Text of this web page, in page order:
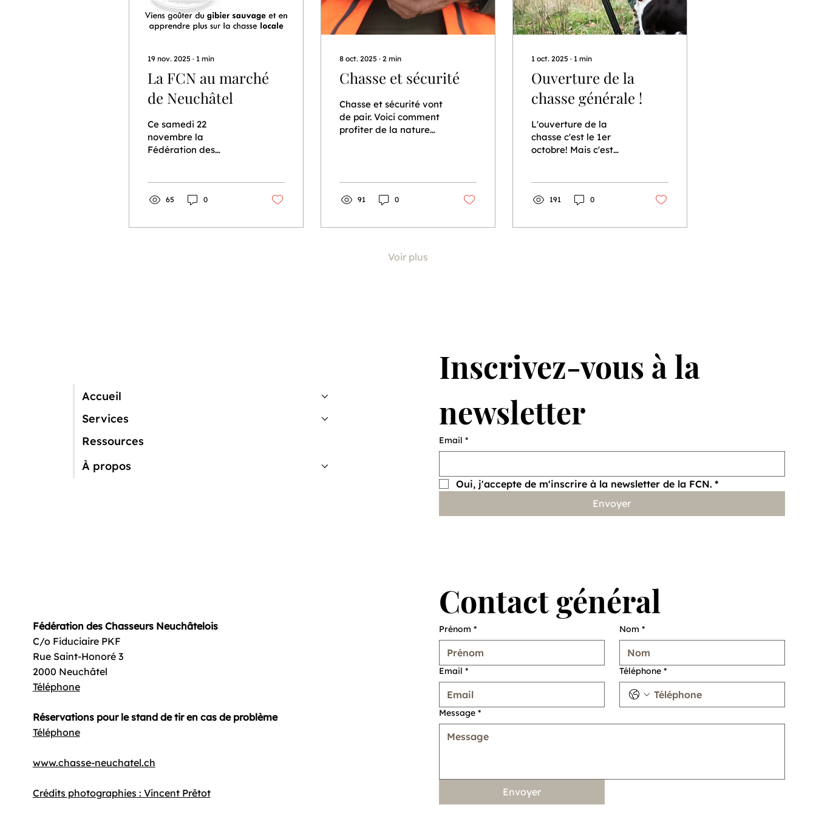
19 nov. 2025 ∙ 1 min
La FCN au marché
de Neuchâtel
Ce samedi 22
novembre la
Fédération des
Neuchâtel avec sa
biodiversité. Objectif:
65 0
8 oct. 2025 ∙ 2 min
Chasse et sécurité
Chasse et sécurité vont
de pair. Voici comment
profiter de la nature
91 0
1 oct. 2025 ∙ 1 min
Ouverture de la
chasse générale !
L'ouverture de la
chasse c'est le 1er
octobre! Mais c'est
191 0
Voir plus
Accueil
Services
Ressources
À propos
Inscrivez-vous à la
newsletter
Email *
Oui, j'accepte de m'inscrire à la newsletter de la FCN. *
Envoyer
Fédération des Chasseurs Neuchâtelois
C/o Fiduciaire PKF
Rue Saint-Honoré 3
2000 Neuchâtel
Téléphone
Réservations pour le stand de tir en cas de problème
Téléphone
www.chasse-neuchatel.ch
Crédits photographies : Vincent Prêtot
Contact général
Prénom * Nom *
Email * Téléphone *
Message *
Envoyer